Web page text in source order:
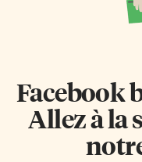
Facebook
Allez à la